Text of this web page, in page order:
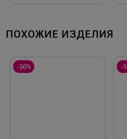
ПОХОЖИЕ ИЗДЕЛИЯ
-50% -